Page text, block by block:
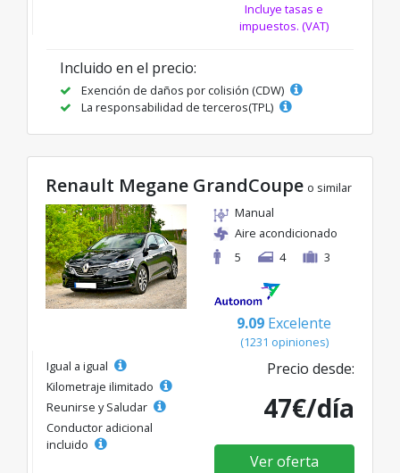
Incluye tasas e
impuestos. (VAT)
Incluido en el precio:
Exención de daños por colisión (CDW)
La responsabilidad de terceros(TPL)
Renault Megane GrandCoupe o similar
Manual
Aire acondicionado
5
4 3
9.09 Excelente
(1231 opiniones)
Igual a igual
Kilometraje ilimitado
Reunirse y Saludar
Conductor adicional
incluido
Precio desde:
47€/día
Ver oferta